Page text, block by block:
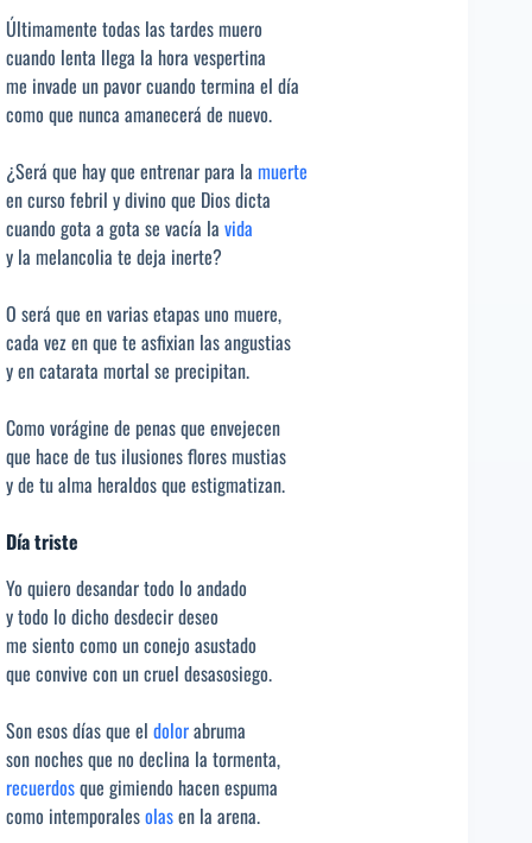
Últimamente todas las tardes muero
cuando lenta llega la hora vespertina
me invade un pavor cuando termina el día
como que nunca amanecerá de nuevo.
¿Será que hay que entrenar para la muerte
en curso febril y divino que Dios dicta
cuando gota a gota se vacía la vida
y la melancolia te deja inerte?
O será que en varias etapas uno muere,
cada vez en que te asfixian las angustias
y en catarata mortal se precipitan.
Como vorágine de penas que envejecen
que hace de tus ilusiones flores mustias
y de tu alma heraldos que estigmatizan.
Día triste
Yo quiero desandar todo lo andado
y todo lo dicho desdecir deseo
me siento como un conejo asustado
que convive con un cruel desasosiego.
Son esos días que el dolorabruma
son noches que no declina la tormenta,
recuerdosque gimiendo hacen espuma
como intemporalesolasen la arena.